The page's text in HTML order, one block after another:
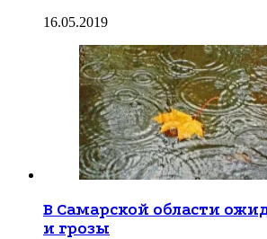
16.05.2019
В Самарской области
и грозы